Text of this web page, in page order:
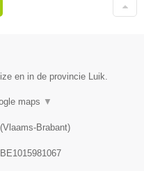
en in de provincie Luik.
maps ▼
(Vlaams-Brabant)
BE1015981067